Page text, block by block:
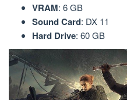
VRAM: 6 GB
SoundCard: DX 11
Hard Drive: 60 GB